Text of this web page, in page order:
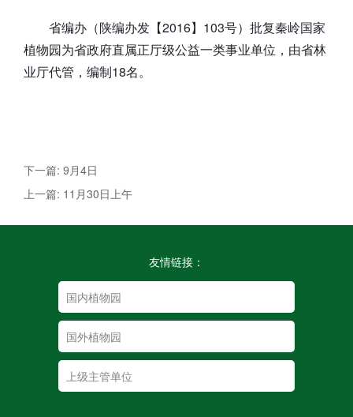
省编办（陕编办发【2016】103号）批复秦岭国家
植物园为省政府直属正厅级公益一类事业单位，由省林
业厅代管，编制18名。
下一篇: 9月4日
上一篇: 11月30日上午
友情链接：